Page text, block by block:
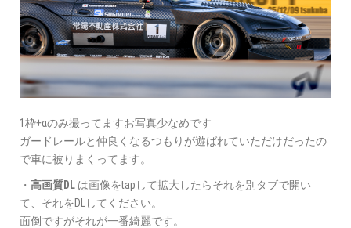
1枠+αのみ撮ってますお写真少なめです
ガードレールと仲良くなるつもりが遊ばれていただけだったの
で車に被りまくってます。
・ 高画質DL は画像をtapして拡大したらそれを別タブで開い
て、それをDLしてください。
面倒ですがそれが一番綺麗です。